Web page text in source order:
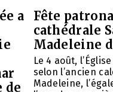
a
de
Fête
cathédrale
Madeleine
Le 4 août,
selon l’ancien
Madeleine,